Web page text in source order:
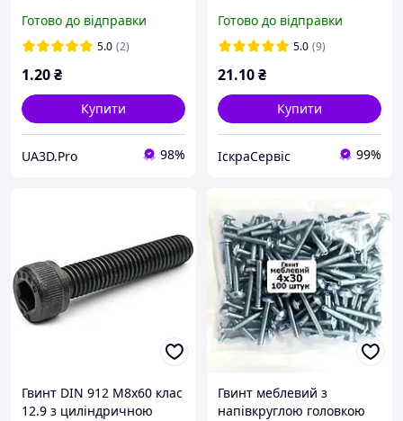
шестигранником,
нержавіюча сталь 304
Готово до відправки
5.0 (2)
1.20₴
Купити
UA3D.Pro 98%
Готово до відправки
5.0 (9)
21.10₴
Купити
ІскраСервіс 99%
Гвинт DIN 912 М8х60 клас
12.9 з циліндричною
Гвинт меблевий з
напівкруглою головкою